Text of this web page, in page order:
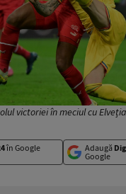
victoriei în meciul cu
în Google
Adaugă
Google